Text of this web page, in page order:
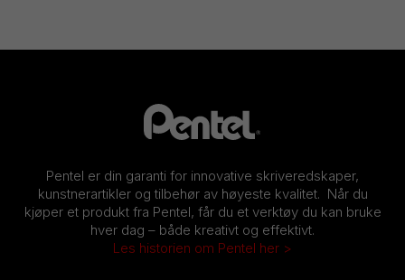
Pentel er din garanti for innovative skriveredskaper,
kunstnerartikler og tilbehør av høyeste kvalitet. Når du
kjøper et produkt fra Pentel, får du et verktøy du kan bruke
hver dag – både kreativt og effektivt.
Les historien om Pentel her >